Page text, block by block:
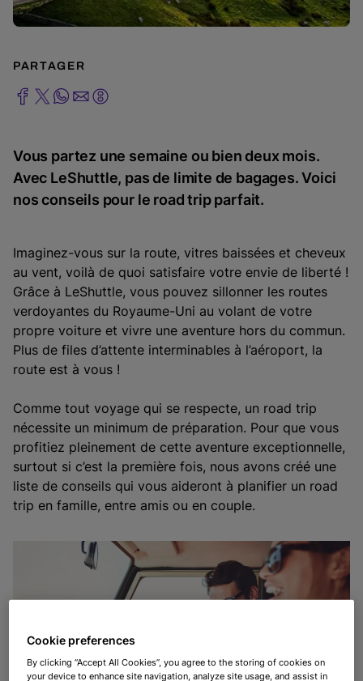
PARTAGER
Vous partez une semaine ou bien deux mois.
Avec LeShuttle, pas de limite de bagages. Voici
nos conseils pour le road trip parfait.
Imaginez-vous sur la route, vitres baissées et cheveux
au vent, voilà de quoi satisfaire votre envie de liberté !
Grâce à LeShuttle, vous pouvez sillonner les routes
verdoyantes du Royaume-Uni au volant de votre
propre voiture et vivre une aventure hors du commun.
Plus de files d’attente interminables à l’aéroport, la
route est à vous !
Comme tout voyage qui se respecte, un road trip
nécessite un minimum de préparation. Pour que vous
profitiez pleinement de cette aventure exceptionnelle,
surtout si c’est la première fois, nous avons créé une
liste de conseils qui vous aideront à planifier un road
trip en famille, entre amis ou en couple.
Cookie preferences
By clicking “Accept All Cookies”, you agree to the storing of cookies on
your device to enhance site navigation, analyze site usage, and assist in